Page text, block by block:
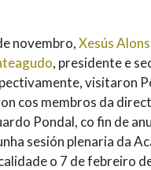
novembro,Xesús
, presidente e
visitaron
cos membros da
Pondal, co fin de
sesión plenaria da
o 7 de febreiro